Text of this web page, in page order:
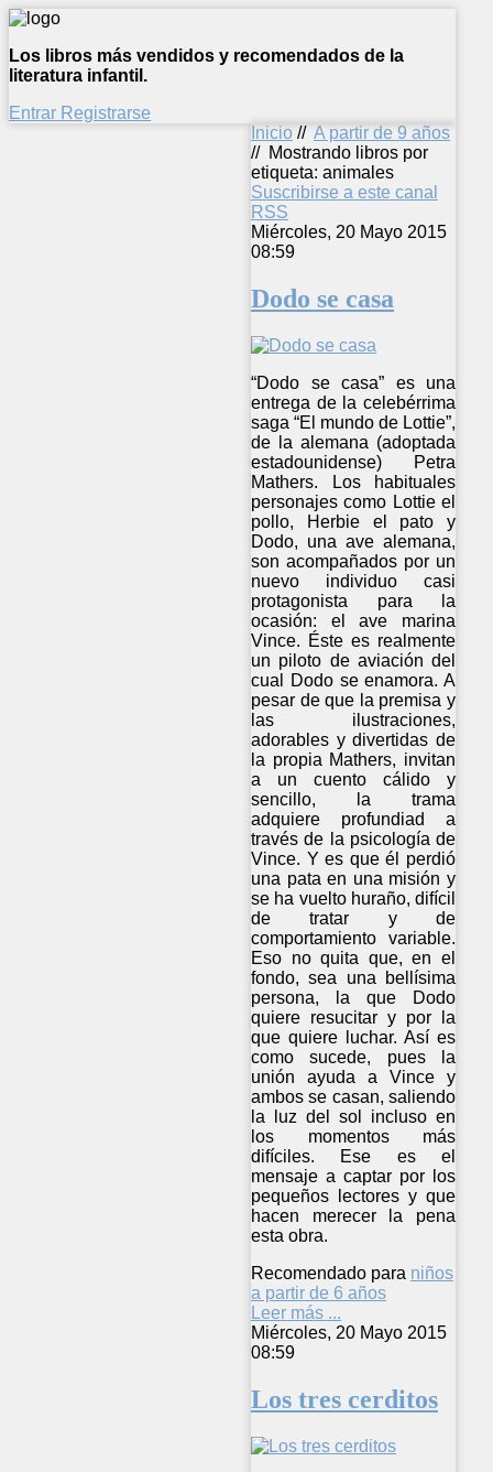
Los libros más vendidos y recomendados de la
literatura infantil.
Entrar Registrarse
Inicio // A partir de 9 años
// Mostrando libros por
etiqueta: animales
Suscribirse a este canal
RSS
Miércoles, 20 Mayo 2015
08:59
Dodo se casa
“Dodo se casa” es una
entrega de la celebérrima
saga “El mundo de Lottie”,
de la alemana (adoptada
estadounidense) Petra
Mathers. Los habituales
personajes como Lottie el
pollo, Herbie el pato y
Dodo, una ave alemana,
son acompañados por un
nuevo individuo casi
protagonista para la
ocasión: el ave marina
Vince. Éste es realmente
un piloto de aviación del
cual Dodo se enamora. A
pesar de que la premisa y
las ilustraciones,
adorables y divertidas de
la propia Mathers, invitan
a un cuento cálido y
sencillo, la trama
adquiere profundiad a
través de la psicología de
Vince. Y es que él perdió
una pata en una misión y
se ha vuelto huraño, difícil
de tratar y de
comportamiento variable.
Eso no quita que, en el
fondo, sea una bellísima
persona, la que Dodo
quiere resucitar y por la
que quiere luchar. Así es
como sucede, pues la
unión ayuda a Vince y
ambos se casan, saliendo
la luz del sol incluso en
los momentos más
difíciles. Ese es el
mensaje a captar por los
pequeños lectores y que
hacen merecer la pena
esta obra.
Recomendado para niños
a partir de 6 años
Leer más ...
Miércoles, 20 Mayo 2015
08:59
Los tres cerditos